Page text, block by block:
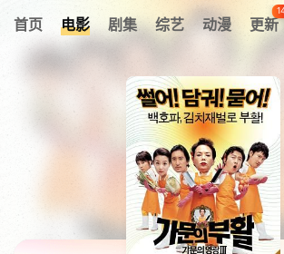
首页 电影 剧集 综艺 动漫 更新
我的观影记录
暂无观看影片的记录